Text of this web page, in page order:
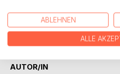
Aus dieser Betrachtung ergibt
ein Schamane oder eine
AUTOR/IN
ABLEHNEN
ALLE